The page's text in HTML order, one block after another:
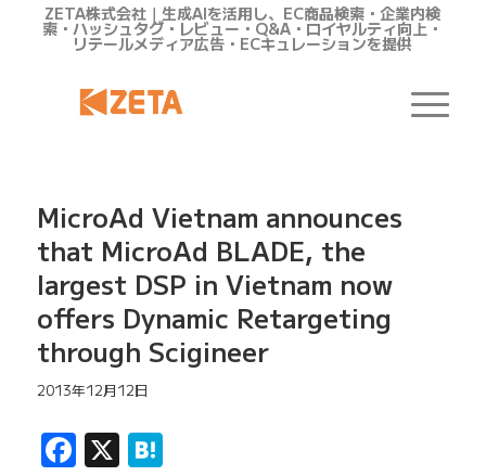
ZETA株式会社｜生成AIを活用し、EC商品検索・企業内検
索・ハッシュタグ・レビュー・Q&A・ロイヤルティ向上・
リテールメディア広告・ECキュレーションを提供
MicroAd Vietnam announces
that MicroAd BLADE, the
largest DSP in Vietnam now
offers Dynamic Retargeting
through Scigineer
2013年12月12日
Facebook
X Hatena